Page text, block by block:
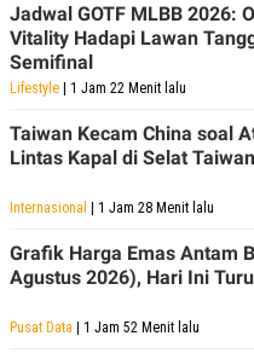
Jadwal GOTF MLBB 2026:
Vitality Hadapi Lawan
Semifinal
Lifestyle | 1 Jam 22 Menit lalu
Taiwan Kecam China soal
Lintas Kapal di Selat Taiwan
Internasional | 1 Jam 28 Menit lalu
Grafik Harga Emas Antam
Agustus 2026), Hari Ini
Pusat Data | 1 Jam 52 Menit lalu